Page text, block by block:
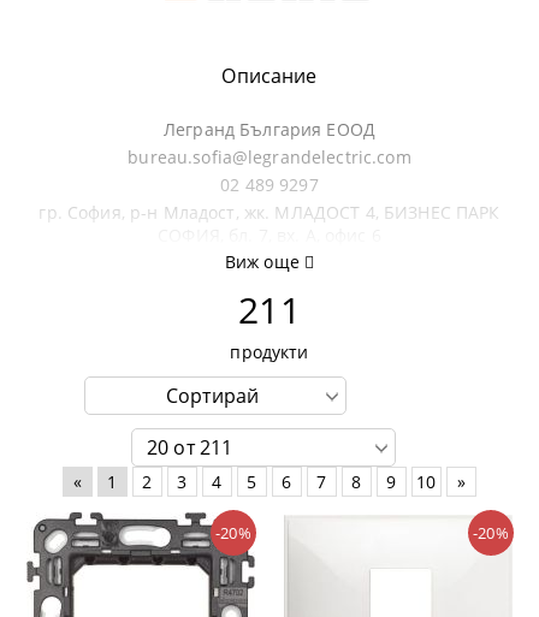
Описание
Легранд България ЕООД
bureau.sofia@legrandelectric.com
02 489 9297
гр. София, р-н Младост, жк. МЛАДОСТ 4, БИЗНЕС ПАРК
Виж още
211
продукти
« 1 2 3 4 5 6 7 8 9 10 »
-20% -20%